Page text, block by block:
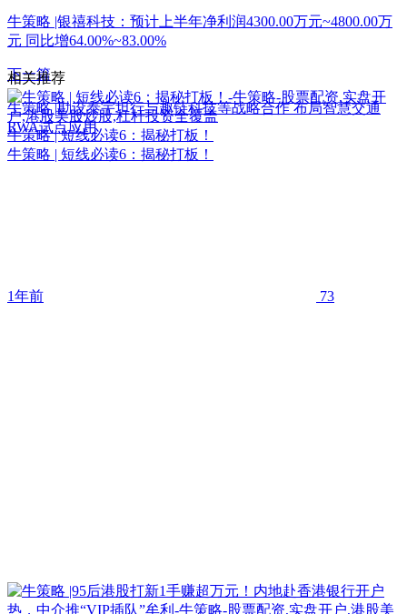
牛策略 |银禧科技：预计上半年净利润4300.00万元~4800.00万
元 同比增64.00%~83.00%
下一篇
牛策略 |勘设泰宇坦行与趣链科技等战略合作 布局智慧交通
RWA试点应用
相关推荐
牛策略 | 短线必读6：揭秘打板！
牛策略 | 短线必读6：揭秘打板！
1年前 73